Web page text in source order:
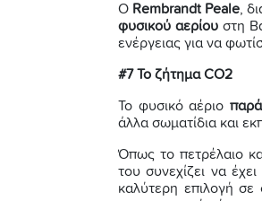
Ο Rembrandt Peale ,
φυσικού αερίου στη
ενέργειας για να
#7 Το ζήτημα CO2
Το φυσικό αέριο
άλλα σωματίδια και
Όπως το πετρέλαιο
του συνεχίζει να
καλύτερη επιλογή